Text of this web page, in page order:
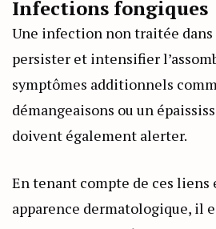
Infections fongiques
Une infection non traitée
persister et intensifier
symptômes additionnels
démangeaisons ou un
doivent également alerter.
En tenant compte de ces liens
apparence dermatologique, il